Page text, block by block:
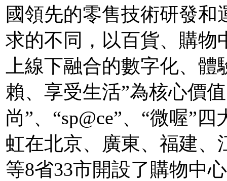
國領先的零售技術研發
求的不同，以百貨、購物
上線下融合的數字化、體
賴、享受生活”為核心價
尚”、“sp@ce”、“微喔”
虹在北京、廣東、福建、
等8省33市開設了購物中